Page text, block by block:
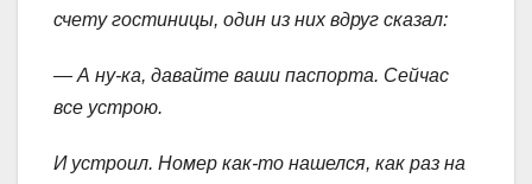
счету гостиницы, один из них вдруг сказал:
— А ну-ка, давайте ваши паспорта. Сейчас
все устрою.
И устроил. Номер как-то нашелся, как раз на